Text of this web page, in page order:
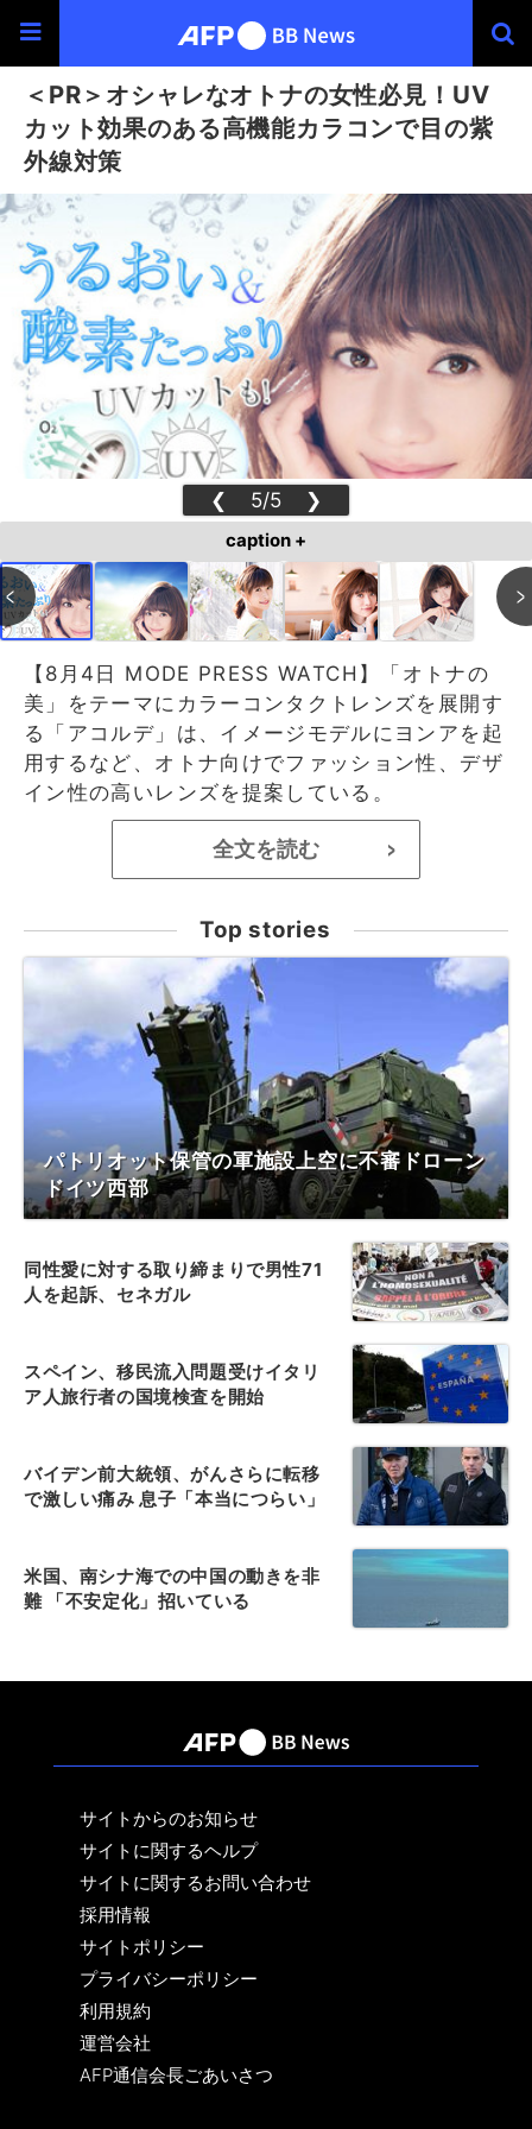
＜PR＞オシャレなオトナの女性必見！UV
カット効果のある高機能カラコンで目の紫
外線対策
❮ 5/5 ❯
caption +
【8月4日 MODE PRESS WATCH】「オトナの
美」をテーマにカラーコンタクトレンズを展開す
る「アコルデ」は、イメージモデルにヨンアを起
用するなど、オトナ向けでファッション性、デザ
イン性の高いレンズを提案している。
全文を読む >
Top stories
パトリオット保管の軍施設上空に不審ドローン
ドイツ西部
同性愛に対する取り締まりで男性71
人を起訴、セネガル
スペイン、移民流入問題受けイタリ
ア人旅行者の国境検査を開始
バイデン前大統領、がんさらに転移
で激しい痛み 息子「本当につらい」
米国、南シナ海での中国の動きを非
難 「不安定化」招いている
サイトからのお知らせ
サイトに関するヘルプ
サイトに関するお問い合わせ
採用情報
サイトポリシー
プライバシーポリシー
利用規約
運営会社
AFP通信会長ごあいさつ